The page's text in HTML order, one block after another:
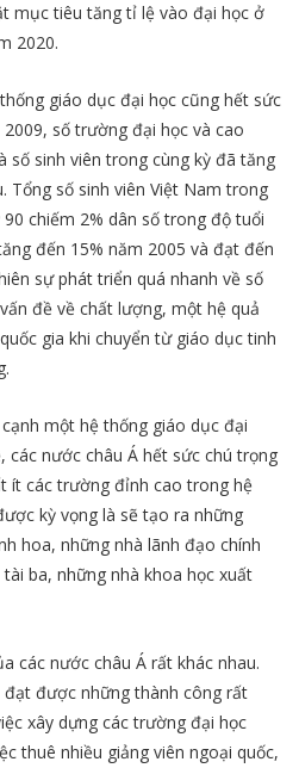
mục tiêu tăng tỉ lệ vào đại học ở
2020.
giáo dục đại học cũng hết sức
số trường đại học và cao
số sinh viên trong cùng kỳ đã tăng
Tổng số sinh viên Việt Nam trong
chiếm 2% dân số trong độ tuổi
đến 15% năm 2005 và đạt đến
sự phát triển quá nhanh về số
đề về chất lượng, một hệ quả
gia khi chuyển từ giáo dục tinh
một hệ thống giáo dục đại
các nước châu Á hết sức chú trọng
ít các trường đỉnh cao trong hệ
kỳ vọng là sẽ tạo ra những
hoa, những nhà lãnh đạo chính
ba, những nhà khoa học xuất
các nước châu Á rất khác nhau.
đạt được những thành công rất
xây dựng các trường đại học
thuê nhiều giảng viên ngoại quốc,